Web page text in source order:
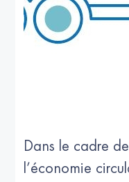
Dans le cadre
l’économie